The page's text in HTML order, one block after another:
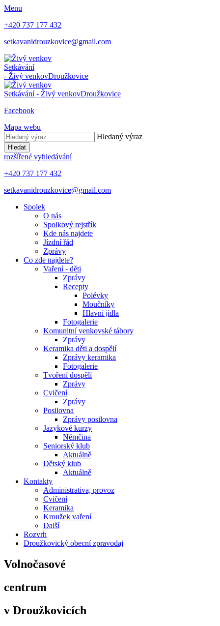
Menu
+420 737 177 432
setkavanidrouzkovice@gmail.com
Setkávání
- Živý venkovDroužkovice
Setkávání - Živý venkovDroužkovice
Facebook
Mapa webu
Hledaný výraz
Hledat
rozšířené vyhledávání
+420 737 177 432
setkavanidrouzkovice@gmail.com
Spolek
O nás
Spolkový rejstřík
Kde nás najdete
Jízdní řád
Zprávy
Co zde najdete?
Vaření - děti
Zprávy
Recepty
Polévky
Moučníky
Hlavní jídla
Fotogalerie
Komunitní venkovské tábory
Zprávy
Keramika děti a dospělí
Zprávy keramika
Fotogalerie
Tvoření dospělí
Zprávy
Cvičení
Zprávy
Posilovna
Zprávy posilovna
Jazykové kurzy
Němčina
Seniorský klub
Aktuálně
Dětský klub
Aktuálně
Kontakty
Administrativa, provoz
Cvičení
Keramika
Kroužek vaření
Další
Rozvrh
Droužkovický obecní zpravodaj
Volnočasové
centrum
v Droužkovicích